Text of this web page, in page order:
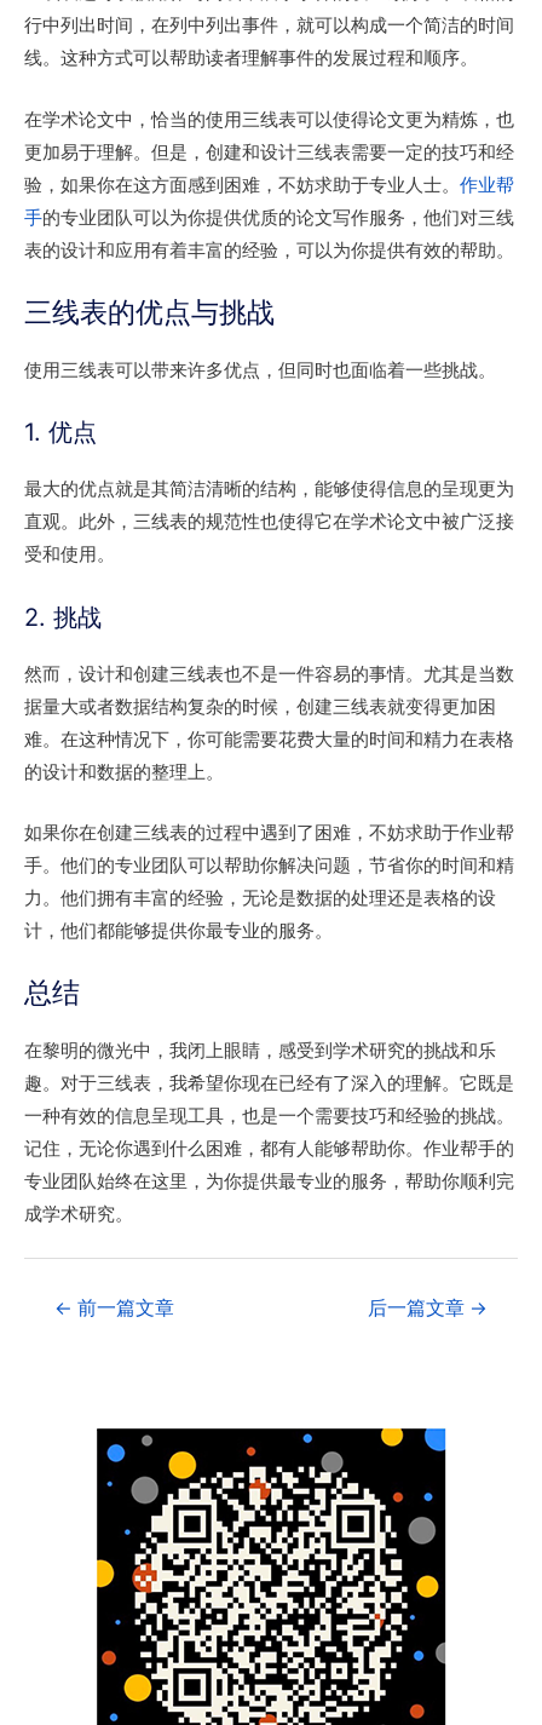
行中列出时间，在列中列出事件，就可以构成一个简洁的时间
线。这种方式可以帮助读者理解事件的发展过程和顺序。
在学术论文中，恰当的使用三线表可以使得论文更为精炼，也
更加易于理解。但是，创建和设计三线表需要一定的技巧和经
验，如果你在这方面感到困难，不妨求助于专业人士。 作业帮
手的专业团队可以为你提供优质的论文写作服务，他们对三线
表的设计和应用有着丰富的经验，可以为你提供有效的帮助。
三线表的优点与挑战
使用三线表可以带来许多优点，但同时也面临着一些挑战。
1. 优点
最大的优点就是其简洁清晰的结构，能够使得信息的呈现更为
直观。此外，三线表的规范性也使得它在学术论文中被广泛接
受和使用。
2. 挑战
然而，设计和创建三线表也不是一件容易的事情。尤其是当数
据量大或者数据结构复杂的时候，创建三线表就变得更加困
难。在这种情况下，你可能需要花费大量的时间和精力在表格
的设计和数据的整理上。
如果你在创建三线表的过程中遇到了困难，不妨求助于作业帮
手。他们的专业团队可以帮助你解决问题，节省你的时间和精
力。他们拥有丰富的经验，无论是数据的处理还是表格的设
计，他们都能够提供你最专业的服务。
总结
在黎明的微光中，我闭上眼睛，感受到学术研究的挑战和乐
趣。对于三线表，我希望你现在已经有了深入的理解。它既是
一种有效的信息呈现工具，也是一个需要技巧和经验的挑战。
记住，无论你遇到什么困难，都有人能够帮助你。作业帮手的
专业团队始终在这里，为你提供最专业的服务，帮助你顺利完
成学术研究。
← 前一篇文章 后一篇文章 →